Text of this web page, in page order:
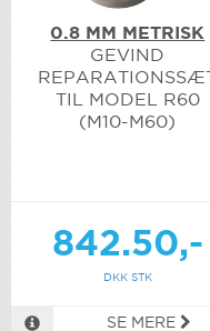
0.8 MM METRISK
GEVIND
REPARATIONSSÆT
TIL MODEL R60
(M10-M60)
842.50,-
DKK STK
SE MERE